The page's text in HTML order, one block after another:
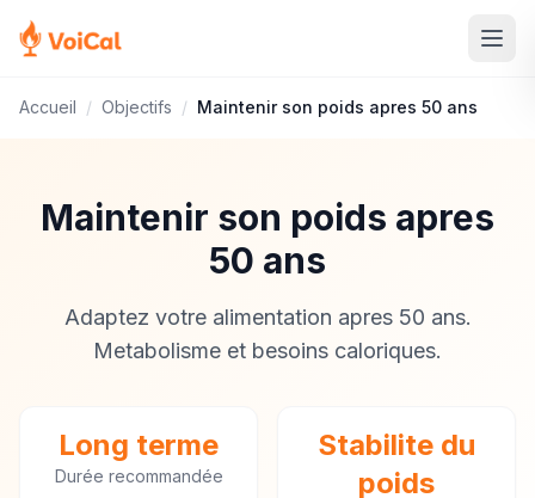
Accueil / Objectifs / Maintenir son poids apres 50 ans
Maintenir son poids apres
50 ans
Adaptez votre alimentation apres 50 ans.
Metabolisme et besoins caloriques.
Long terme
Durée recommandée
Stabilite du
poids